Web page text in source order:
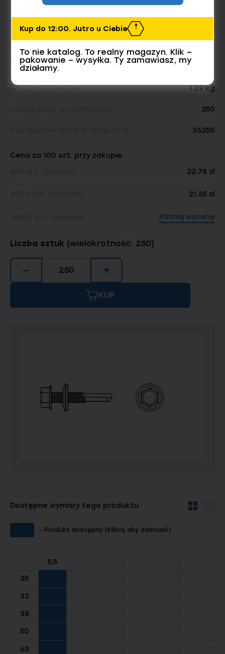
Wymiar
Ilość w opakowaniu
Waga opakowania: 1.39 kg
250
36250
Cena za 100 szt. przy zakupie:
22,78 zł
21,65 zł
Poznaj wycenę
Liczba sztuk (wielokrotność: 250)
− +
KUP
Dostępne wymiary tego produktu
Widok
- Produkt dostępny (Kliknij aby zamówić)
5,5
25
32
38
50
63
Kup do 12:00. Jutro u Ciebie
To nie katalog. To realny magazyn. Klik –
pakowanie – wysyłka. Ty zamawiasz, my
działamy.